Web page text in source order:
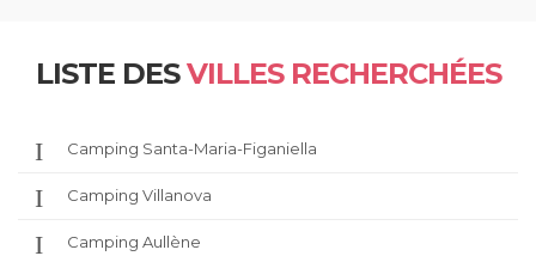
LISTE DESVILLES RECHERCHÉES
Camping Santa-Maria-Figaniella
Camping Villanova
Camping Aullène